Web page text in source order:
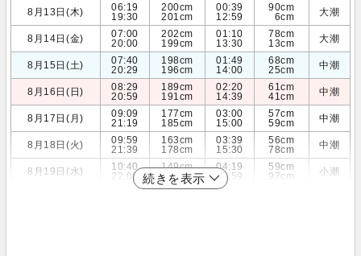
8月13日(木)
06:19
19:30
200cm
201cm
00:39
12:59
90cm
6cm
大潮
8月14日(金)
07:00
20:00
202cm
199cm
01:10
13:30
78cm
13cm
大潮
8月15日(土)
07:40
20:29
198cm
196cm
01:49
14:00
68cm
25cm
中潮
8月16日(日)
08:29
20:59
189cm
191cm
02:20
14:39
61cm
41cm
中潮
8月17日(月)
09:09
21:19
177cm
185cm
03:00
15:00
57cm
59cm
中潮
8月18日(火)
09:59
21:39
163cm
178cm
03:39
15:30
56cm
78cm
中潮
8月19日(水)
10:40
22:00
149cm
170cm
04:19
15:59
59cm
97cm
小潮
続きを表示